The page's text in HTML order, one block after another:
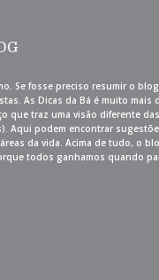
Se fosse preciso resumir o
As Dicas da Bá é muito mais
que traz uma visão diferente das
Aqui podem encontrar
da vida. Acima de tudo, o
todos ganhamos quando